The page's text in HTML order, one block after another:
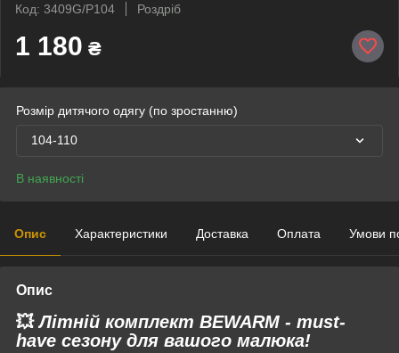
Код: 3409G/P104
Роздріб
1 180 ₴
Розмір дитячого одягу (по зростанню)
104-110
В наявності
Опис Характеристики Доставка Оплата Умови
Опис
💥Літній комплект BEWARM - must-
have сезону для вашого малюка!